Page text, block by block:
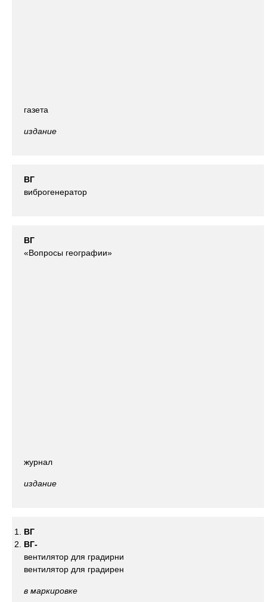
газета
издание
ВГ
виброгенератор
ВГ
«Вопросы географии»
журнал
издание
ВГ
ВГ-
вентилятор для градирни
вентилятор для градирен
в маркировке